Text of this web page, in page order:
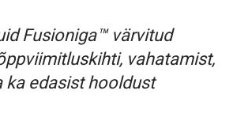
Fusioniga™ värvitud
vahatamist,
ka edasist hooldust